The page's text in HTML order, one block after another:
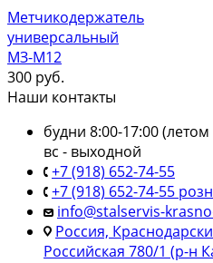
Метчикодержатель
универсальный
МЗ-М12
300 руб.
Наши контакты
будни 8:00-17:00
вс - выходной
+7 (918) 652-74-55
+7 (918) 652-74-55
info@stalservis-
Россия,
Российская 780/1 (р-н